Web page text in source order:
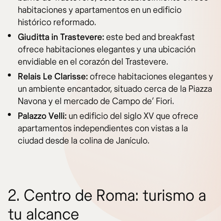
habitaciones y apartamentos en un edificio
histórico reformado.
Giuditta in Trastevere:este bed and breakfast
ofrece habitaciones elegantes y una ubicación
envidiable en el corazón del Trastevere.
Relais Le Clarisse:ofrece habitaciones elegantes y
un ambiente encantador, situado cerca de la Piazza
Navona y el mercado de Campo de’ Fiori.
Palazzo Velli: un edificio del siglo XV que ofrece
apartamentos independientes con vistas a la
ciudad desde la colina de Janículo.
2. Centro de Roma: turismo a
tu alcance